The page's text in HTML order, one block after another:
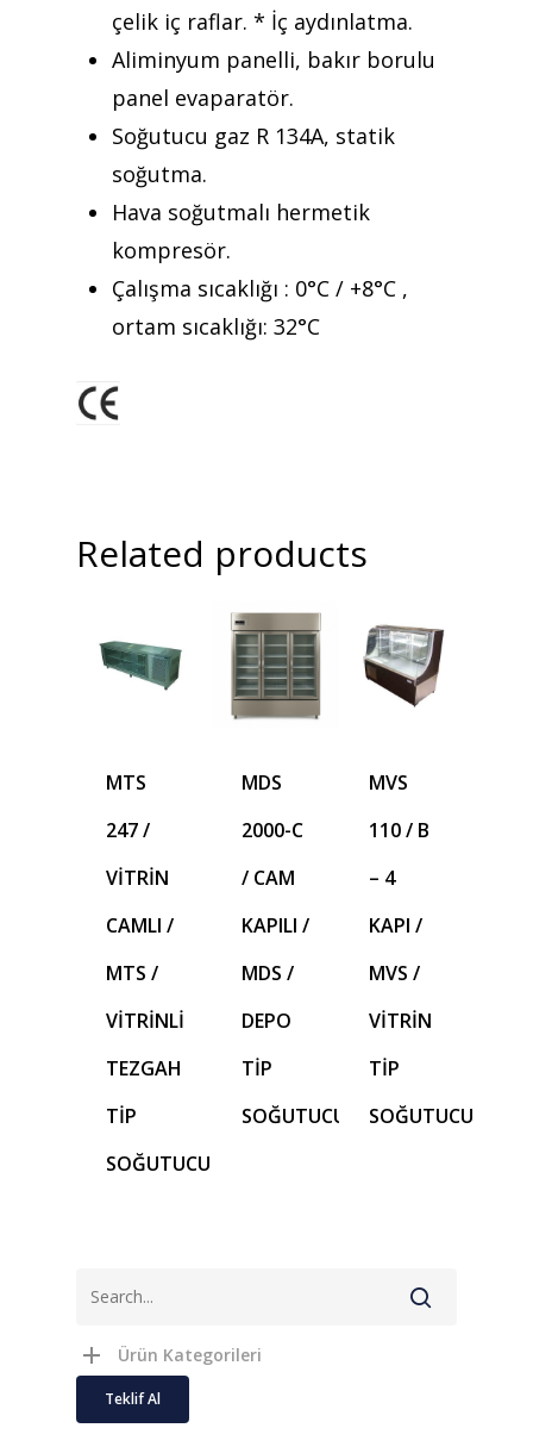
çelik iç raflar. * İç aydınlatma.
Aliminyum panelli, bakır borulu
panel evaparatör.
Soğutucu gaz R 134A, statik
soğutma.
Hava soğutmalı hermetik
kompresör.
Çalışma sıcaklığı : 0°C / +8°C ,
ortam sıcaklığı: 32°C
Related products
MTS
247 /
VİTRİN
CAMLI /
MTS /
VİTRİNLİ
TEZGAH
TİP
SOĞUTUCU
MDS
2000-C
/ CAM
KAPILI /
MDS /
DEPO
TİP
SOĞUTUCU
MVS
110 / B
– 4
KAPI /
MVS /
VİTRİN
TİP
SOĞUTUCU
Ürün Kategorileri
Teklif Al